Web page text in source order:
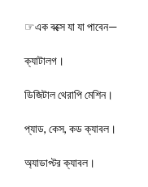
☞এক বক্সে যা যা পাবেন—
ক্যাটালগ।
ডিজিটাল থেরাপি মেশিন।
প্যাড, কেস, কড ক্যাবল।
অ্যাডাপ্টর ক্যাবল।